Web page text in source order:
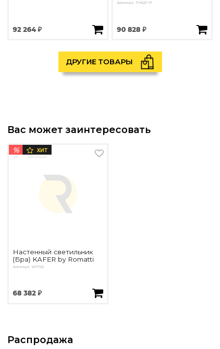
92 264 ₽
Артикул: TH521-1F
90 828 ₽
ДРУГИЕ ТОВАРЫ
Вас может заинтересовать
% ХИТ
Настенный светильник
(Бра) KAFER by Romatti
Артикул: W11162
68 382 ₽
Распродажа